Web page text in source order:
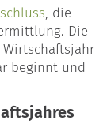
, die
Die
beginnt und